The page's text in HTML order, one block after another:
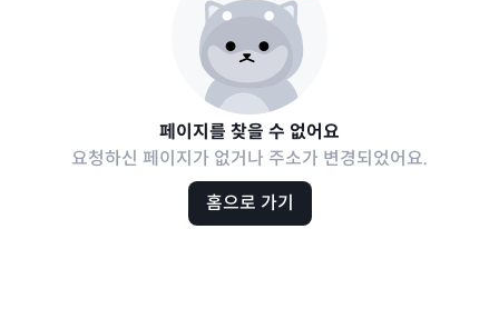
페이지를 찾을 수 없어요
요청하신 페이지가 없거나 주소가 변경되었어요.
홈으로 가기